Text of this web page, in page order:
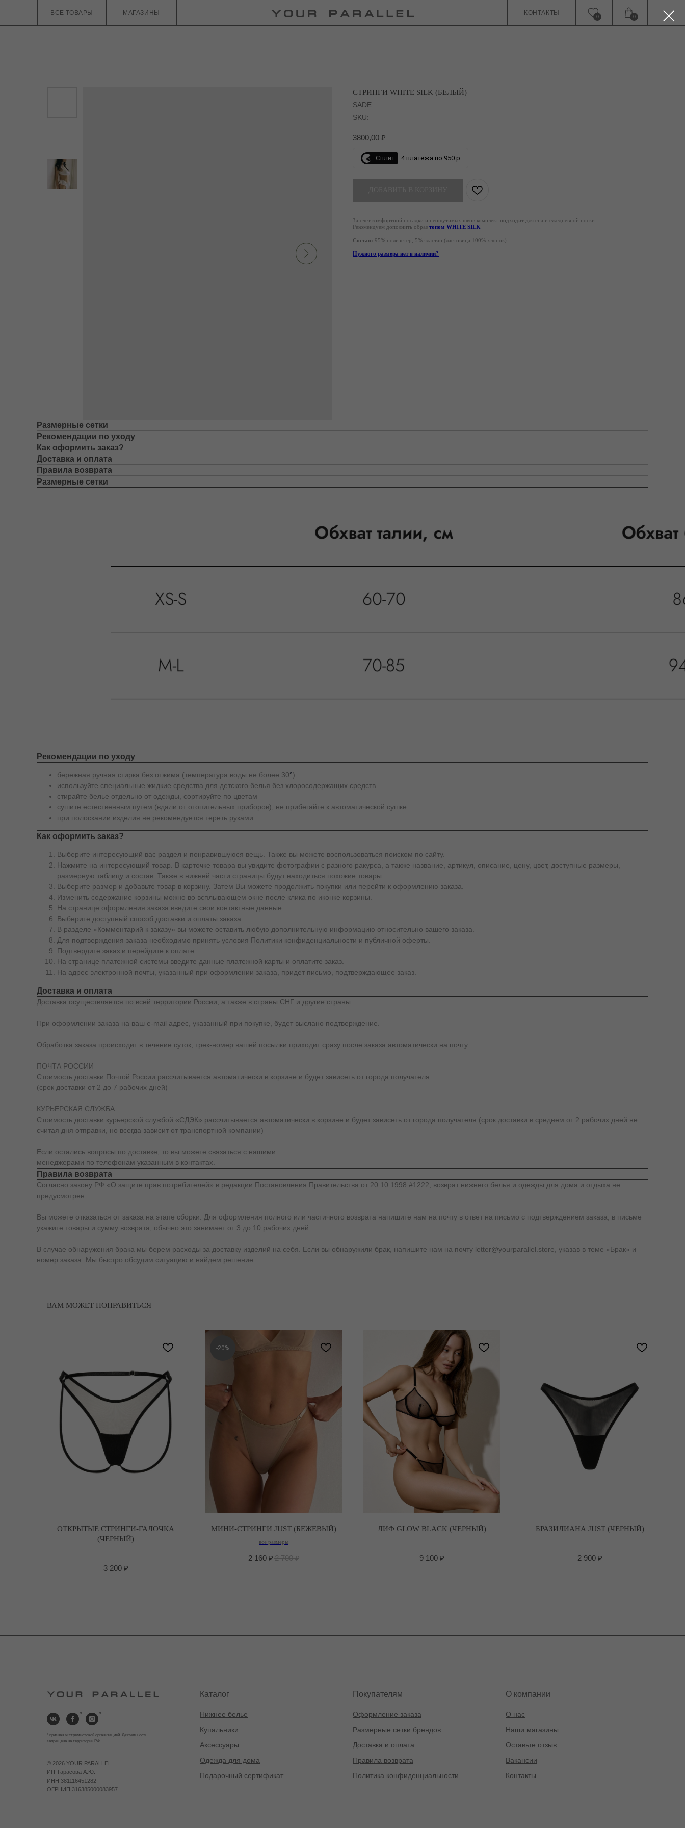
ВСЕ ТОВАРЫ МАГАЗИНЫ КОНТАКТЫ
0
0
СТРИНГИ WHITE SILK (БЕЛЫЙ)
SADE
SKU:
3800,00 ₽
Сплит 4 платежа по 950 р.
За счет комфортной посадки и неощутимых швов комплект подходит для сна и ежедневной носки.
Рекомендуем дополнить образ топом WHITE SILK
Состав: 95% полиэстер, 5% эластан (ластовица 100% хлопок)
Нужного размера нет в наличии?
Размерные сетки
Рекомендации по уходу
Как оформить заказ?
Доставка и оплата
Правила возврата
Размерные сетки
Рекомендации по уходу
бережная ручная стирка без отжима (температура воды не более 30°)
используйте специальные жидкие средства для детского белья без хлоросодержащих средств
стирайте белье отдельно от одежды, сортируйте по цветам
сушите естественным путем (вдали от отопительных приборов), не прибегайте к автоматической сушке
при полоскании изделия не рекомендуется тереть руками
Как оформить заказ?
Выберите интересующий вас раздел и понравившуюся вещь. Также вы можете воспользоваться поиском по сайту.
Нажмите на интересующий товар. В карточке товара вы увидите фотографии с разного ракурса, а также название, артикул, описание, цену, цвет, доступные размеры,
размерную таблицу и состав. Также в нижней части страницы будут находиться похожие товары.
Выберите размер и добавьте товар в корзину. Затем Вы можете продолжить покупки или перейти к оформлению заказа.
Изменить содержание корзины можно во всплывающем окне после клика по иконке корзины.
На странице оформления заказа введите свои контактные данные.
Выберите доступный способ доставки и оплаты заказа.
В разделе «Комментарий к заказу» вы можете оставить любую дополнительную информацию относительно вашего заказа.
Для подтверждения заказа необходимо принять условия Политики конфиденциальности и публичной оферты.
Подтвердите заказ и перейдите к оплате.
На странице платежной системы введите данные платежной карты и оплатите заказ.
На адрес электронной почты, указанный при оформлении заказа, придет письмо, подтверждающее заказ.
Доставка и оплата
Доставка осуществляется по всей территории России, а также в страны СНГ и другие страны.
При оформлении заказа на ваш e-mail адрес, указанный при покупке, будет выслано подтверждение.
Обработка заказа происходит в течение суток, трек-номер вашей посылки приходит сразу после заказа автоматически на почту.
ПОЧТА РОССИИ
Стоимость доставки Почтой России рассчитывается автоматически в корзине и будет зависеть от города получателя
(срок доставки от 2 до 7 рабочих дней)
КУРЬЕРСКАЯ СЛУЖБА
Стоимость доставки курьерской службой «СДЭК» рассчитывается автоматически в корзине и будет зависеть от города получателя (срок доставки в среднем от 2 рабочих дней не
считая дня отправки, но всегда зависит от транспортной компании)
Если остались вопросы по доставке, то вы можете связаться с нашими
менеджерами по телефонам указанным в контактах.
Правила возврата
Согласно закону РФ «О защите прав потребителей» в редакции Постановления Правительства от 20.10.1998 #1222, возврат нижнего белья и одежды для дома и отдыха не
предусмотрен.
Вы можете отказаться от заказа на этапе сборки. Для оформления полного или частичного возврата напишите нам на почту в ответ на письмо с подтверждением заказа, в письме
укажите товары и сумму возврата, обычно это занимает от 3 до 10 рабочих дней.
В случае обнаружения брака мы берем расходы за доставку изделий на себя. Если вы обнаружили брак, напишите нам на почту letter@yourparallel.store, указав в теме «Брак» и
номер заказа. Мы быстро обсудим ситуацию и найдем решение.
ВАМ МОЖЕТ ПОНРАВИТЬСЯ
ОТКРЫТЫЕ СТРИНГИ-ГАЛОЧКА
(ЧЕРНЫЙ)
3 200 ₽
-20%
МИНИ-СТРИНГИ JUST (БЕЖЕВЫЙ)
все размеры
2 160 ₽ 2 700 ₽
ЛИФ GLOW BLACK (ЧЕРНЫЙ)
9 100 ₽
БРАЗИЛИАНА JUST (ЧЕРНЫЙ)
2 900 ₽
Каталог
Нижнее белье
Купальники
Аксессуары
Одежда для дома
Подарочный сертификат
Оформление заказа
Размерные сетки брендов
Доставка и оплата
Правила возврата
Политика конфиденциальности
О нас
Наши магазины
Оставьте отзыв
Вакансии
Контакты
Покупателям О компании
© 2026 YOUR PARALLEL
ИП Тарасова А.Ю.
ИНН 381116451282
ОГРНИП 316385000083957
* признан экстремистской организацией. Деятельность
запрещена на территории РФ
* *